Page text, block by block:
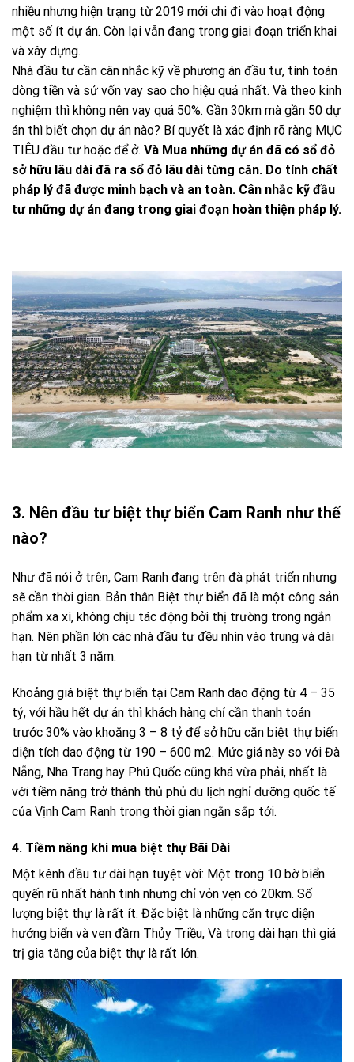
nhiều nhưng hiện trạng từ 2019 mới chi đi vào hoạt động
một số ít dự án. Còn lại vẫn đang trong giai đoạn triển khai
và xây dựng.
Nhà đầu tư cần cân nhắc kỹ về phương án đầu tư, tính toán
dòng tiền và sử vốn vay sao cho hiệu quả nhất. Và theo kinh
nghiệm thì không nên vay quá 50%. Gần 30km mà gần 50 dự
án thì biết chọn dự án nào? Bí quyết là xác định rõ ràng MỤC
TIÊU đầu tư hoặc để ở. Và Mua những dự án đã có sổ đỏ
sở hữu lâu dài đã ra sổ đỏ lâu dài từng căn. Do tính chất
pháp lý đã được minh bạch và an toàn. Cân nhắc kỹ đầu
tư những dự án đang trong giai đoạn hoàn thiện pháp lý.
3. Nên đầu tư biệt thự biển Cam Ranh như thế
nào?
Như đã nói ở trên, Cam Ranh đang trên đà phát triển nhưng
sẽ cần thời gian. Bản thân Biệt thự biển đã là một công sản
phẩm xa xi, không chịu tác động bởi thị trường trong ngắn
hạn. Nên phần lớn các nhà đầu tư đều nhìn vào trung và dài
hạn từ nhất 3 năm.
Khoảng giá biệt thự biển tại Cam Ranh dao động từ 4 – 35
tỷ, với hầu hết dự án thì khách hàng chỉ cần thanh toán
trước 30% vào khoăng 3 – 8 tỷ để sở hữu căn biệt thự biến
diện tích dao động từ 190 – 600 m2. Mức giá này so với Đà
Nẵng, Nha Trang hay Phú Quốc cũng khá vừa phải, nhất là
với tiềm năng trở thành thủ phủ du lịch nghỉ dưỡng quốc tế
của Vịnh Cam Ranh trong thời gian ngắn sắp tới.
4. Tiềm năng khi mua biệt thự Bãi Dài
Một kênh đầu tư dài hạn tuyệt vời: Một trong 10 bờ biển
quyến rũ nhất hành tinh nhưng chỉ vỏn vẹn có 20km. Số
lượng biệt thự là rất ít. Đặc biệt là những căn trực diện
hướng biển và ven đầm Thủy Triều, Và trong dài hạn thì giá
trị gia tăng của biệt thự là rất lớn.